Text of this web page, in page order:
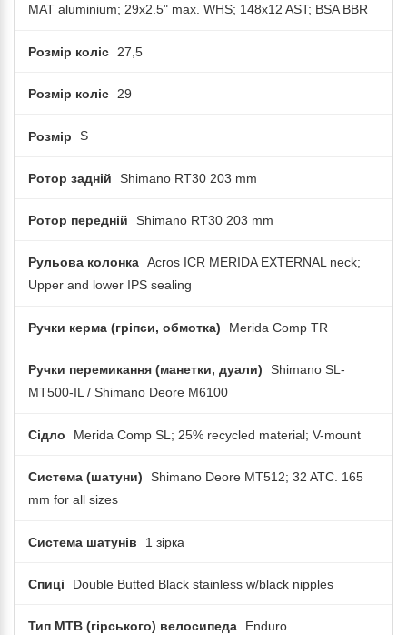
MAT aluminium; 29x2.5" max. WHS; 148x12 AST; BSA BBR
Розмір коліс 27,5
Розмір коліс 29
Розмір S
Ротор задній Shimano RT30 203 mm
Ротор передній Shimano RT30 203 mm
Рульова колонка Acros ICR MERIDA EXTERNAL neck;
Upper and lower IPS sealing
Ручки керма (гріпси, обмотка) Merida Comp TR
Ручки перемикання (манетки, дуали)
Shimano SL-
MT500-IL / Shimano Deore M6100
Сідло Merida Comp SL; 25% recycled material; V-mount
Система (шатуни)
Shimano Deore MT512; 32 ATC. 165
mm for all sizes
Система шатунів 1 зірка
Спиці Double Butted Black stainless w/black nipples
Тип MTB (гірського) велосипеда Enduro